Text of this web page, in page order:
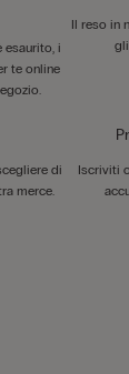
esaurito, i
te online
Il reso in
di
merce.
Iscriviti